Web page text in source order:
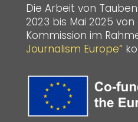
Die Arbeit von
2023 bis Mai 2025
Kommission im
Journalism Europe“